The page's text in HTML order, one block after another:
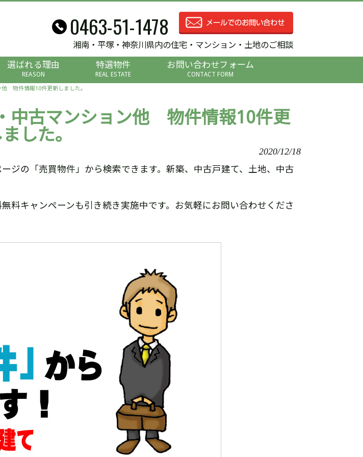
0463-51-1478
湘南・平塚・神奈川県内の住宅・マンション・土地のご相談
選ばれる理由
REASON
特選物件
REAL ESTATE
お問い合わせフォーム
CONTACT FORM
物件情報10件更新しました。
中古マンション他 物件情報10件更
した。
2020/12/18
の「売買物件」から検索できます。新築、中古戸建て、土地、中古
キャンペーンも引き続き実施中です。お気軽にお問い合わせくださ